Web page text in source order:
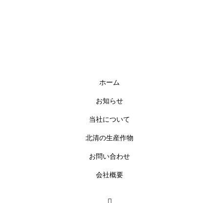
ホーム
お知らせ
当社について
北清の生産作物
お問い合わせ
会社概要